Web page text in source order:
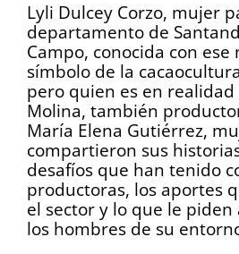
Lyli Dulcey Corzo, mujer
departamento de
Campo, conocida con
símbolo de la
pero quien es en realidad
Molina, también
María Elena Gutiérrez,
compartieron sus
desafíos que han tenido
productoras, los aportes
el sector y lo que le piden
los hombres de su